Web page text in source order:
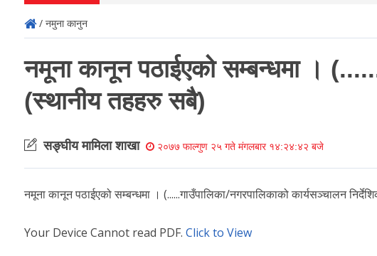
/ नमुना कानुन
नमूना कानून पठाईएको सम्बन्धमा ।
(स्थानीय तहहरु सबै)
सङ्घीय मामिला शाखा २०७७ फाल्गुण २५ गते मंगलबार १४:२४:४२ बजे
नमूना कानून पठाईएको सम्बन्धमा । (......गाउँपालिका/नगरपालिकाको कार्यसञ्‍चालन
Your Device Cannot read PDF. Click to View